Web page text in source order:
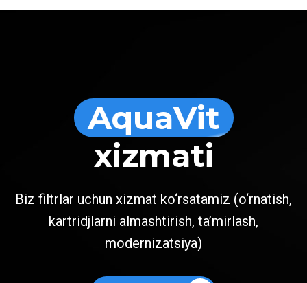
AquaVit
xizmati
Biz filtrlar uchun xizmat ko‘rsatamiz (o‘rnatish,
kartridjlarni almashtirish, ta’mirlash,
modernizatsiya)